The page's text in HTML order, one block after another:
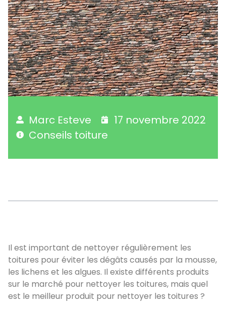
Marc Esteve
17 novembre 2022
Conseils toiture
Il est important de nettoyer régulièrement les
toitures pour éviter les dégâts causés par la mousse,
les lichens et les algues. Il existe différents produits
sur le marché pour nettoyer les toitures, mais quel
est le meilleur produit pour nettoyer les toitures ?